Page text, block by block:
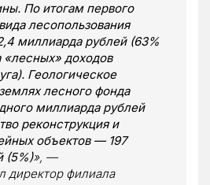
По итогам первого
лесопользования
миллиарда рублей (63%
доходов
Геологическое
лесного фонда
миллиарда рублей
реконструкция и
объектов — 197
(5%)», —
директор филиала